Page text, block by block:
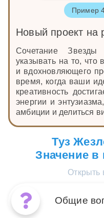
Пример
Новый проект на
Сочетание
указывать на то, что
и вдохновляющего
время, когда ваши
креативность
энергии и
амбиции и делиться
Туз
Значение в
Открыть
Общие